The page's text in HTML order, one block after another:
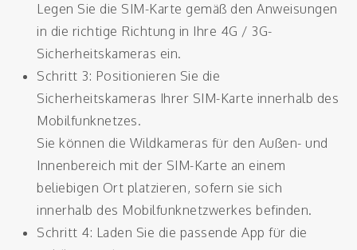
Legen Sie die SIM-Karte gemäß den Anweisungen
in die richtige Richtung in Ihre 4G / 3G-
Sicherheitskameras ein.
Schritt 3: Positionieren Sie die
Sicherheitskameras Ihrer SIM-Karte innerhalb des
Mobilfunknetzes.
Sie können die Wildkameras für den Außen- und
Innenbereich mit der SIM-Karte an einem
beliebigen Ort platzieren, sofern sie sich
innerhalb des Mobilfunknetzwerkes befinden.
Schritt 4: Laden Sie die passende App für die